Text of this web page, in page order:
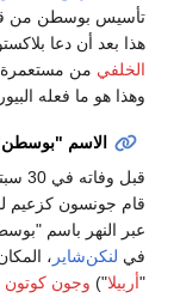
تأسيس بوسطن من قبل المستعمرين البيوريتانيين عام 1630. حدث
لعبورالخليج
على شبه الجزيرة.
[39]
كان أحد آخر الأعمال الرسمية التي
مستوطنتهم الجديدة
اسم مسقط رأسه
(التي تحمل اسم
إلى نيو إنجلاند.